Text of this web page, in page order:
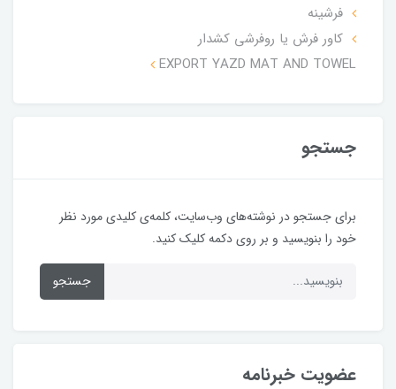
فرشینه
کاور فرش یا روفرشی کشدار
EXPORT YAZD MAT AND TOWEL
جستجو
برای جستجو در نوشته‌های وب‌سایت، کلمه‌ی کلیدی مورد نظر
خود را بنویسید و بر روی دکمه کلیک کنید.
جستجو
عضویت خبرنامه